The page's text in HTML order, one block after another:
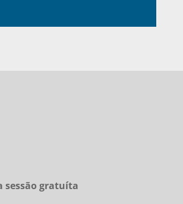
sessão gratuíta